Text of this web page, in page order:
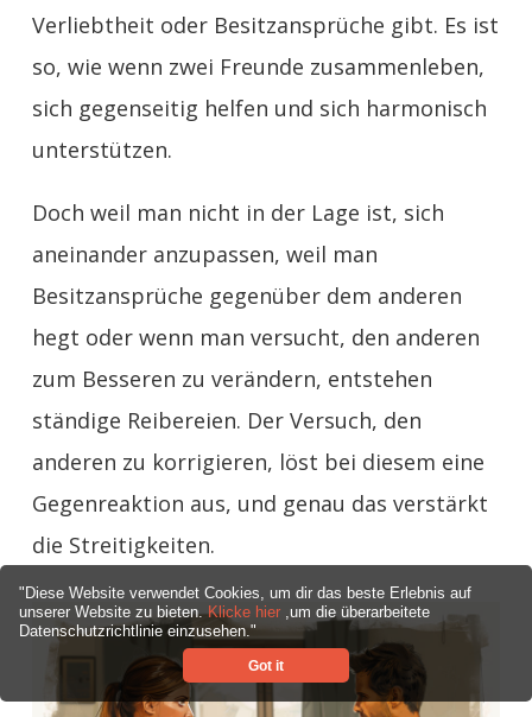
"Diese Website verwendet Cookies, um dir das beste Erlebnis auf
unserer Website zu bieten.Klicke hier ,um die überarbeitete
Datenschutzrichtlinie einzusehen."
Got it
Verliebtheit oder Besitzansprüche gibt. Es ist
so, wie wenn zwei Freunde zusammenleben,
sich gegenseitig helfen und sich harmonisch
unterstützen.
Doch weil man nicht in der Lage ist, sich
aneinander anzupassen, weil man
Besitzansprüche gegenüber dem anderen
hegt oder wenn man versucht, den anderen
zum Besseren zu verändern, entstehen
ständige Reibereien. Der Versuch, den
anderen zu korrigieren, löst bei diesem eine
Gegenreaktion aus, und genau das verstärkt
die Streitigkeiten.